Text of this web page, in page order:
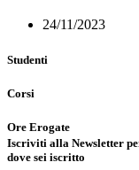
24/11/2023
Studenti
Corsi
Ore Erogate
Iscriviti alla Newsletter
dove sei iscritto